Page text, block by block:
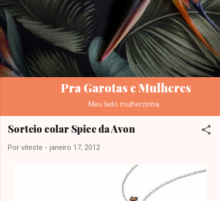
Pra Garotas e Mulheres
Meu lado mulherzinha...
Sorteio colar Spice da Avon
Por viteste - janeiro 17, 2012